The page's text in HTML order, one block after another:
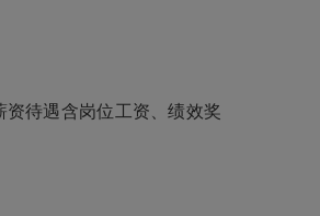
待遇含岗位工资、绩效奖